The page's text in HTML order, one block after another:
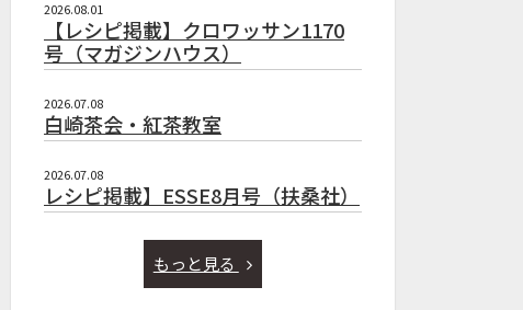
2026.08.01
【レシピ掲載】クロワッサン1170
号（マガジンハウス）
2026.07.08
白崎茶会・紅茶教室
2026.07.08
レシピ掲載】ESSE8月号（扶桑社）
もっと見る